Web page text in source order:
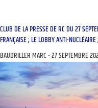
CLUB DE LA PRESSE DE RC DU 27
FRANÇAISE ; LE LOBBY ANTI-
BAUDRILLER MARC 27 SEPTEMBRE